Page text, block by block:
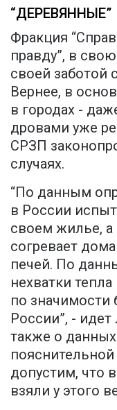
“ДЕРЕВЯННЫЕ”
Фракция
правду”, в
своей заботой
Вернее, в
в городах -
дровами уже
СРЗП
случаях.
“По данным
в России
своем жилье, а
согревает
печей. По
нехватки
по значимости
России”, - идет
также о данных
пояснительной
допустим, что
взяли у этого